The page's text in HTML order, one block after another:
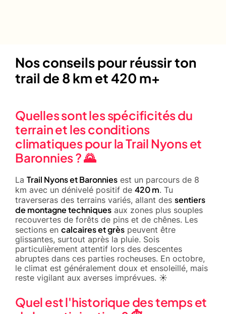
Nos conseils pour réussir ton
trail de 8 km et 420 m+
Quelles sont les spécificités du
terrain et les conditions
climatiques pour la Trail Nyons et
Baronnies ? 🌄
La Trail Nyons et Baronnies est un parcours de 8
km avec un dénivelé positif de 420 m. Tu
traverseras des terrains variés, allant des sentiers
de montagne techniques aux zones plus souples
recouvertes de forêts de pins et de chênes. Les
sections en calcaires et grès peuvent être
glissantes, surtout après la pluie. Sois
particulièrement attentif lors des descentes
abruptes dans ces parties rocheuses. En octobre,
le climat est généralement doux et ensoleillé, mais
reste vigilant aux averses imprévues. ☀️
Quel est l'historique des temps et